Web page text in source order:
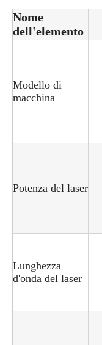
Nome
dell'elemento
Modello di
macchina
Potenza del laser
Lunghezza
d'onda del laser